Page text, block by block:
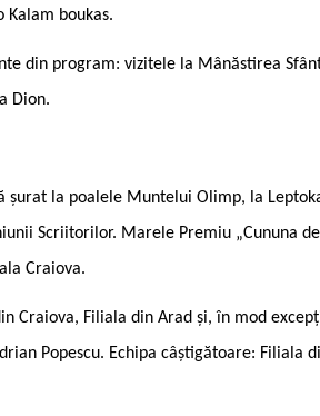
Kalam boukas.
din program: vizitele la Mânăstirea
Dion.
­șurat la poalele Muntelui Olimp, la
Scriitorilor. Marele Premiu „Cununa
Craiova.
Craiova, Filiala din Arad și, în mod
Popescu. Echipa câștigătoare: Filiala